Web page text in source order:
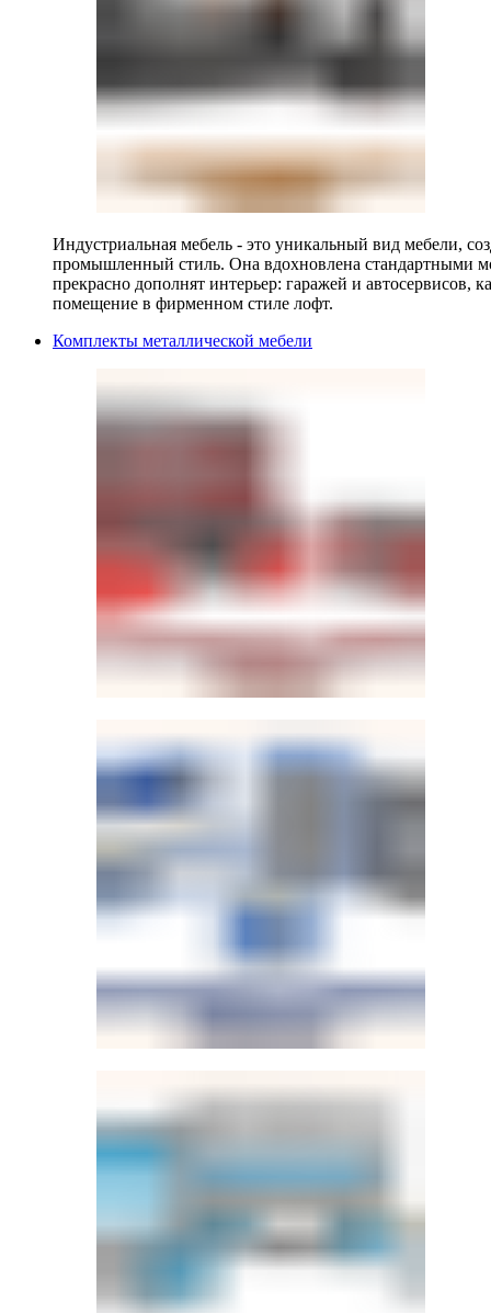
Индустриальная мебель - это уникальный вид мебели,
промышленный стиль. Она вдохновлена стандартными
прекрасно дополнят интерьер: гаражей и автосервисов,
помещение в фирменном стиле лофт.
Комплекты металлической мебели